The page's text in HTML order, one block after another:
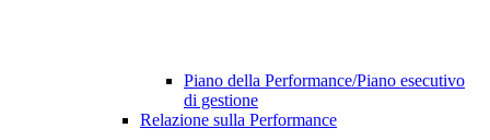
Piano della Performance/Piano esecutivo
di gestione
Relazione sulla Performance